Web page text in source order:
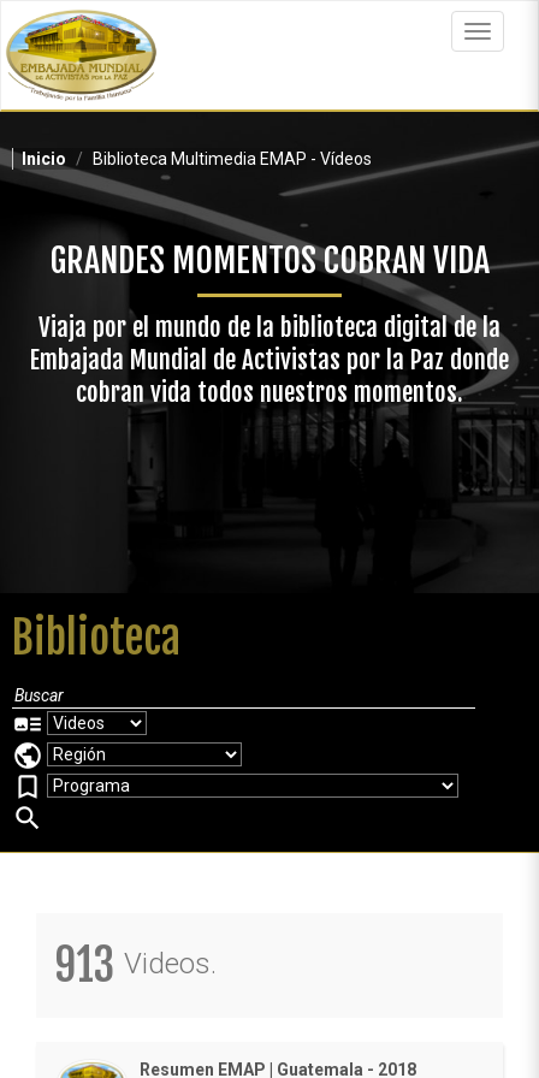
al
contenido
principal
Toggle
Inicio Biblioteca Multimedia EMAP - Vídeos
GRANDES MOMENTOS COBRAN VIDA
Viaja por el mundo de la biblioteca digital de la
Embajada Mundial de Activistas por la Paz donde
cobran vida todos nuestros momentos.
Biblioteca
art_track
public
bookmark_border
search
913 Videos.
Resumen EMAP | Guatemala - 2018